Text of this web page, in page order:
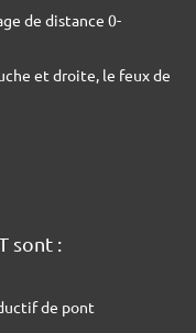
de distance 0-
et droite, le feux de
sont :
de pont